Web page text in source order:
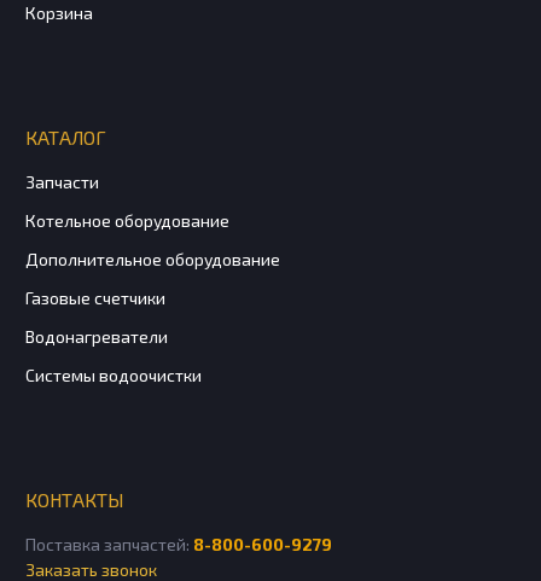
Корзина
КАТАЛОГ
Запчасти
Котельное оборудование
Дополнительное оборудование
Газовые счетчики
Водонагреватели
Системы водоочистки
КОНТАКТЫ
Поставка запчастей: 8-800-600-9279
Заказать звонок